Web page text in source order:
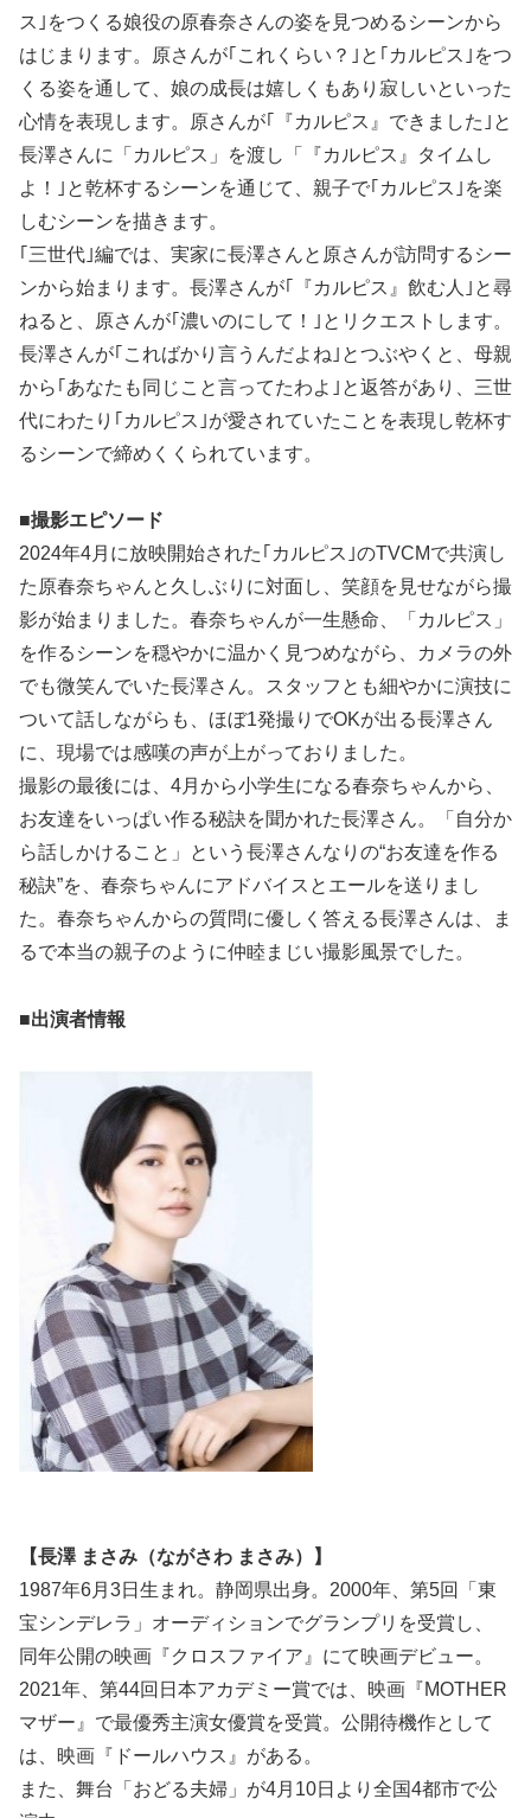
ス｣をつくる娘役の原春奈さんの姿を見つめるシーンから
はじまります。原さんが｢これくらい？｣と｢カルピス｣をつ
くる姿を通して、娘の成長は嬉しくもあり寂しいといった
心情を表現します。原さんが｢『カルピス』できました｣と
長澤さんに「カルピス」を渡し「『カルピス』タイムし
よ！｣と乾杯するシーンを通じて、親子で｢カルピス｣を楽
しむシーンを描きます。
｢三世代｣編では、実家に長澤さんと原さんが訪問するシー
ンから始まります。長澤さんが｢『カルピス』飲む人｣と尋
ねると、原さんが｢濃いのにして！｣とリクエストします。
長澤さんが｢こればかり言うんだよね｣とつぶやくと、母親
から｢あなたも同じこと言ってたわよ｣と返答があり、三世
代にわたり｢カルピス｣が愛されていたことを表現し乾杯す
るシーンで締めくくられています。
■撮影エピソード
2024年4月に放映開始された｢カルピス｣のTVCMで共演し
た原春奈ちゃんと久しぶりに対面し、笑顔を見せながら撮
影が始まりました。春奈ちゃんが一生懸命、「カルピス」
を作るシーンを穏やかに温かく見つめながら、カメラの外
でも微笑んでいた長澤さん。スタッフとも細やかに演技に
ついて話しながらも、ほぼ1発撮りでOKが出る長澤さん
に、現場では感嘆の声が上がっておりました。
撮影の最後には、4月から小学生になる春奈ちゃんから、
お友達をいっぱい作る秘訣を聞かれた長澤さん。「自分か
ら話しかけること」という長澤さんなりの“お友達を作る
秘訣”を、春奈ちゃんにアドバイスとエールを送りまし
た。春奈ちゃんからの質問に優しく答える長澤さんは、ま
るで本当の親子のように仲睦まじい撮影風景でした。
■出演者情報
【長澤 まさみ（ながさわ まさみ）】
1987年6月3日生まれ。静岡県出身。2000年、第5回「東
宝シンデレラ」オーディションでグランプリを受賞し、
同年公開の映画『クロスファイア』にて映画デビュー。
2021年、第44回日本アカデミー賞では、映画『MOTHER
マザー』で最優秀主演女優賞を受賞。公開待機作として
は、映画『ドールハウス』がある。
また、舞台「おどる夫婦」が4月10日より全国4都市で公